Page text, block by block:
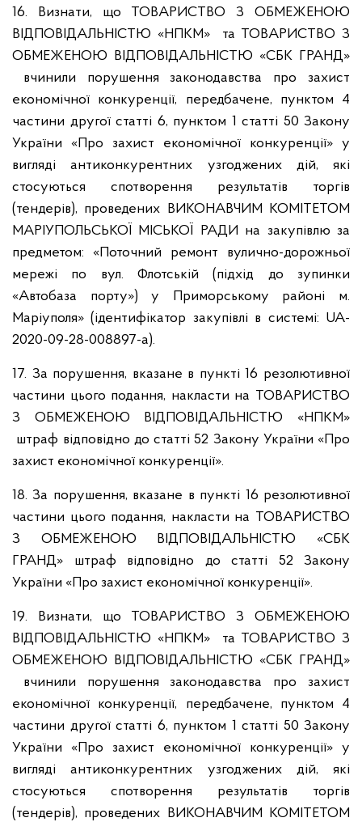
16. Визнати, що ТОВАРИСТВО З ОБМЕЖЕНОЮ
ВІДПОВІДАЛЬНІСТЮ «НПКМ» та ТОВАРИСТВО З
ОБМЕЖЕНОЮ ВІДПОВІДАЛЬНІСТЮ «СБК ГРАНД»
вчинили порушення законодавства про захист
економічної конкуренції, передбачене, пунктом 4
частини другої статті 6, пунктом 1 статті 50 Закону
України «Про захист економічної конкуренції» у
вигляді антиконкурентних узгоджених дій, які
стосуються спотворення результатів торгів
(тендерів), проведених ВИКОНАВЧИМ КОМІТЕТОМ
МАРІУПОЛЬСЬКОЇ МІСЬКОЇ РАДИ на закупівлю за
предметом: «Поточний ремонт вулично-дорожньої
мережі по вул. Флотській (підхід до зупинки
«Автобаза порту») у Приморському районі м.
Маріуполя» (ідентифікатор закупівлі в системі: UA-
2020-09-28-008897-a).
17. За порушення, вказане в пункті 16 резолютивної
частини цього подання, накласти на ТОВАРИСТВО
З ОБМЕЖЕНОЮ ВІДПОВІДАЛЬНІСТЮ «НПКМ»
штраф відповідно до статті 52 Закону України «Про
захист економічної конкуренції».
18. За порушення, вказане в пункті 16 резолютивної
частини цього подання, накласти на ТОВАРИСТВО
З ОБМЕЖЕНОЮ ВІДПОВІДАЛЬНІСТЮ «СБК
ГРАНД» штраф відповідно до статті 52 Закону
України «Про захист економічної конкуренції».
19. Визнати, що ТОВАРИСТВО З ОБМЕЖЕНОЮ
ВІДПОВІДАЛЬНІСТЮ «НПКМ» та ТОВАРИСТВО З
ОБМЕЖЕНОЮ ВІДПОВІДАЛЬНІСТЮ «СБК ГРАНД»
вчинили порушення законодавства про захист
економічної конкуренції, передбачене, пунктом 4
частини другої статті 6, пунктом 1 статті 50 Закону
України «Про захист економічної конкуренції» у
вигляді антиконкурентних узгоджених дій, які
стосуються спотворення результатів торгів
(тендерів), проведених ВИКОНАВЧИМ КОМІТЕТОМ